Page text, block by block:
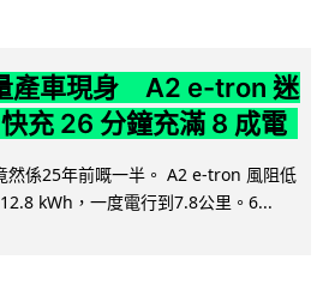
產車現身 A2 e-tron 迷
充 26 分鐘充滿 8 成電
然係25年前嘅一半。 A2 e-tron 風阻低
kWh，一度電行到7.8公里。6...